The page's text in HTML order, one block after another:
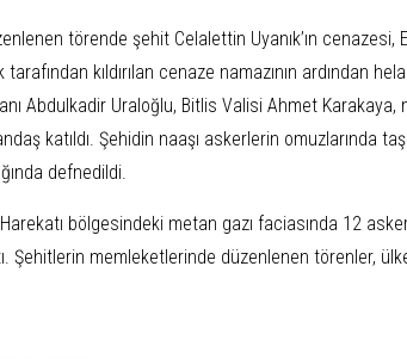
törende şehit Celalettin Uyanık’ın
tarafından kıldırılan cenaze namazının ardından
Abdulkadir Uraloğlu, Bitlis Valisi Ahmet
katıldı. Şehidin naaşı askerlerin omuzlarında
defnedildi.
bölgesindeki metan gazı faciasında 12
Şehitlerin memleketlerinde düzenlenen törenler,